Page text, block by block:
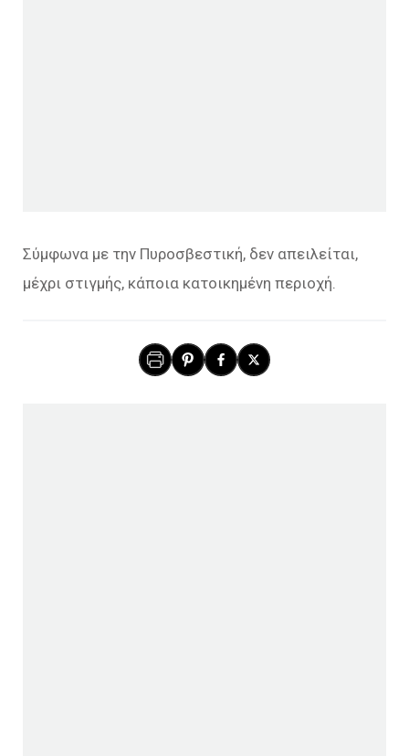
Σύμφωνα με την Πυροσβεστική, δεν απειλείται,
μέχρι στιγμής, κάποια κατοικημένη περιοχή.